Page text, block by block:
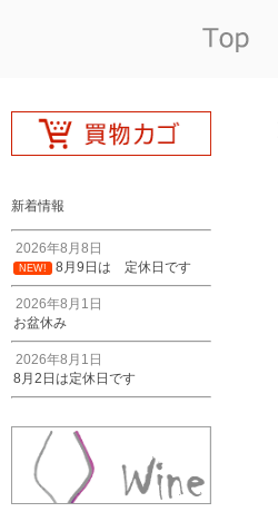
新着情報
2026年8月8日
NEW! 8月9日は 定休日です
2026年8月1日
お盆休み
2026年8月1日
8月2日は定休日です